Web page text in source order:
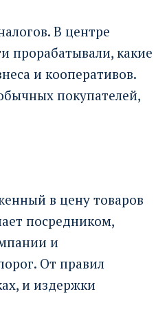
В центре
прорабатывали, какие
и кооперативов.
покупателей,
в цену товаров
посредником,
и
От правил
и издержки